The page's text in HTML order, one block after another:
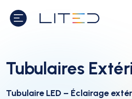
Tubulaires
Tubulaire LED – Éclairage